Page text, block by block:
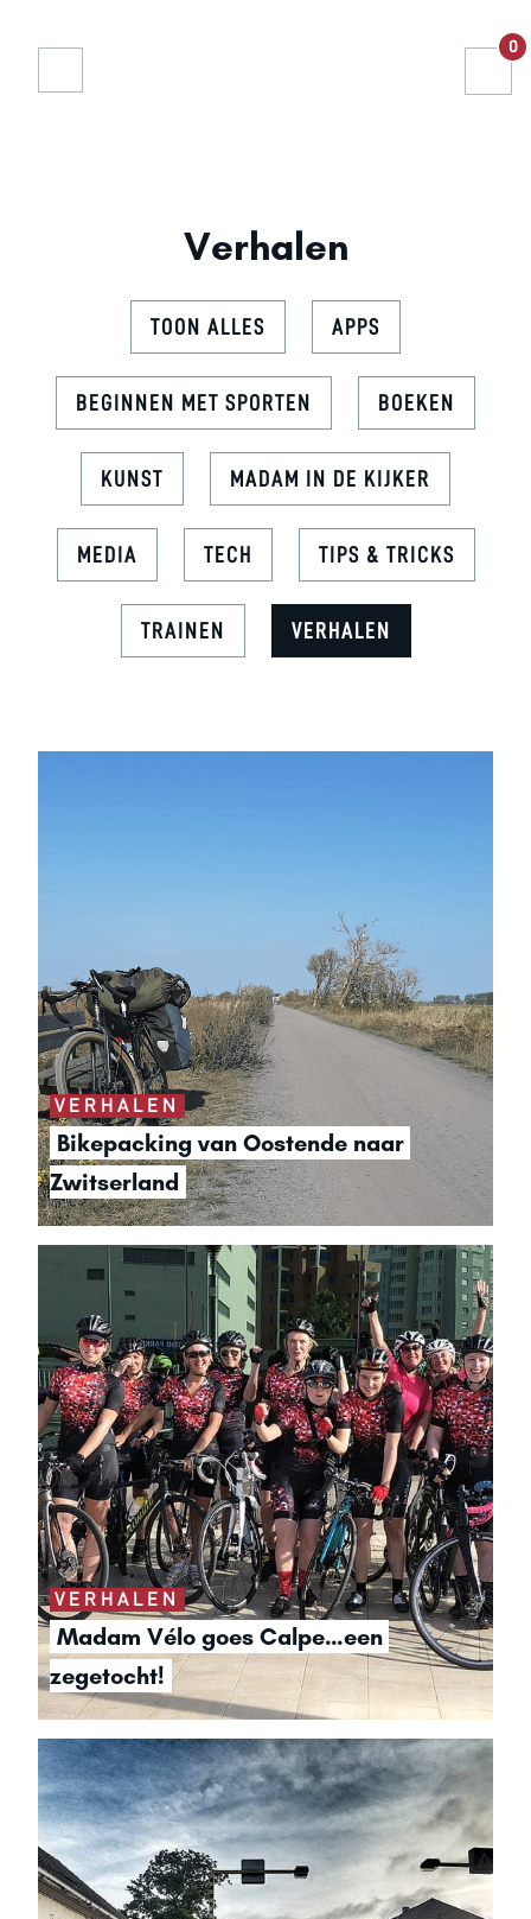
0
Verhalen
TOON ALLES APPS
BEGINNEN MET SPORTEN BOEKEN
KUNST MADAM IN DE KIJKER
MEDIA TECH TIPS & TRICKS
TRAINEN VERHALEN
VERHALEN
Bikepacking van Oostende naar
Zwitserland
VERHALEN
Madam Vélo goes Calpe…een
zegetocht!